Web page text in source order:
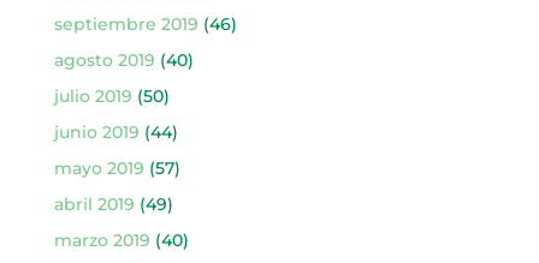
septiembre 2019 (46)
agosto 2019 (40)
julio 2019 (50)
junio 2019 (44)
mayo 2019 (57)
abril 2019 (49)
marzo 2019 (40)